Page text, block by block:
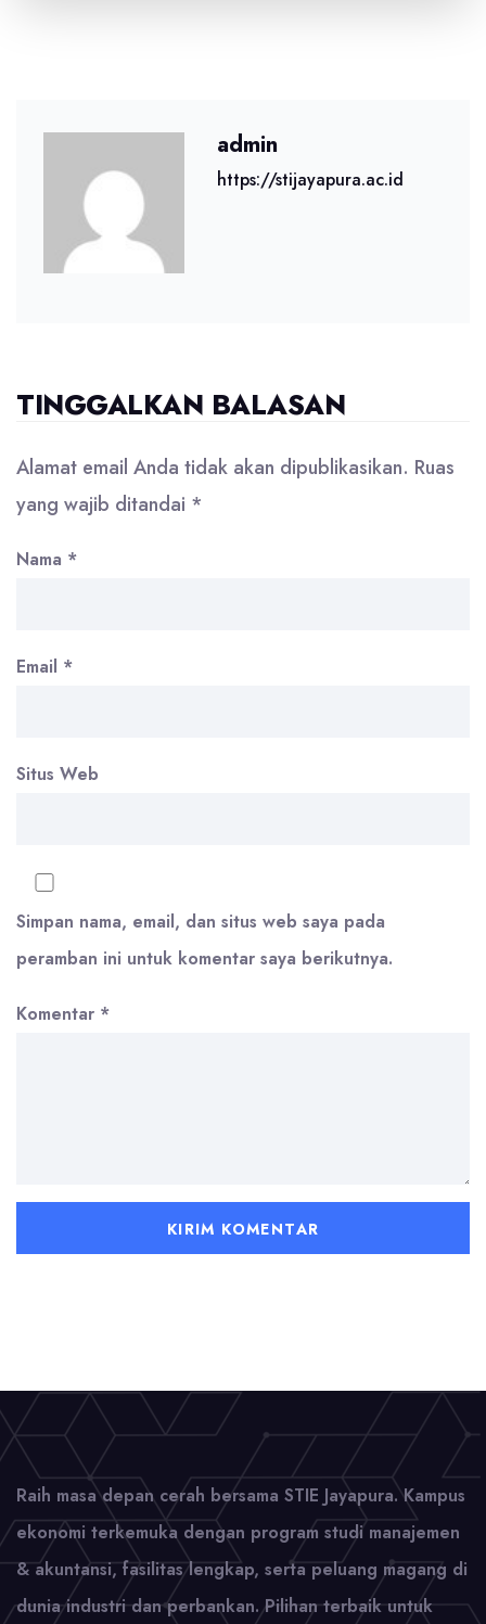
admin
https://stijayapura.ac.id
TINGGALKAN BALASAN
Alamat email Anda tidak akan dipublikasikan. Ruas
yang wajib ditandai *
Nama *
Email *
Situs Web
Simpan nama, email, dan situs web saya pada
peramban ini untuk komentar saya berikutnya.
Komentar *
Raih masa depan cerah bersama STIE Jayapura. Kampus
ekonomi terkemuka dengan program studi manajemen
& akuntansi, fasilitas lengkap, serta peluang magang di
dunia industri dan perbankan. Pilihan terbaik untuk